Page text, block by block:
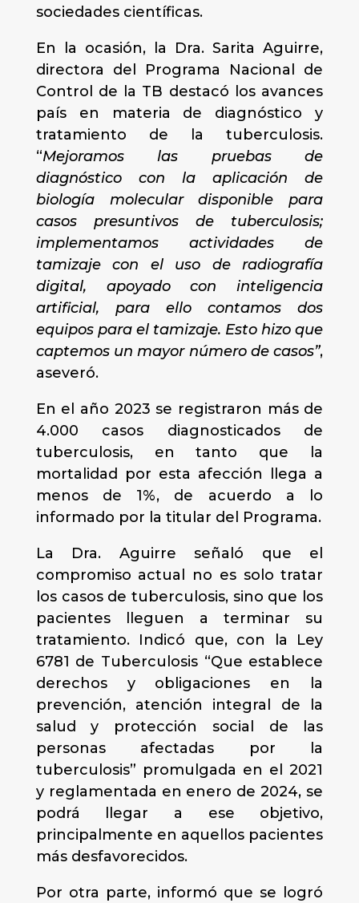
sociedades científicas.
En la ocasión, la Dra. Sarita Aguirre,
directora del Programa Nacional de
Control de la TB destacó los avances
país en materia de diagnóstico y
tratamiento de la tuberculosis.
“Mejoramos las pruebas de
diagnóstico con la aplicación de
biología molecular disponible para
casos presuntivos de tuberculosis;
implementamos actividades de
tamizaje con el uso de radiografía
digital, apoyado con inteligencia
artificial, para ello contamos dos
equipos para el tamizaje. Esto hizo que
captemos un mayor número de casos”,
aseveró.
En el año 2023 se registraron más de
4.000 casos diagnosticados de
tuberculosis, en tanto que la
mortalidad por esta afección llega a
menos de 1%, de acuerdo a lo
informado por la titular del Programa.
La Dra. Aguirre señaló que el
compromiso actual no es solo tratar
los casos de tuberculosis, sino que los
pacientes lleguen a terminar su
tratamiento. Indicó que, con la Ley
6781 de Tuberculosis “Que establece
derechos y obligaciones en la
prevención, atención integral de la
salud y protección social de las
personas afectadas por la
tuberculosis” promulgada en el 2021
y reglamentada en enero de 2024, se
podrá llegar a ese objetivo,
principalmente en aquellos pacientes
más desfavorecidos.
Por otra parte, informó que se logró